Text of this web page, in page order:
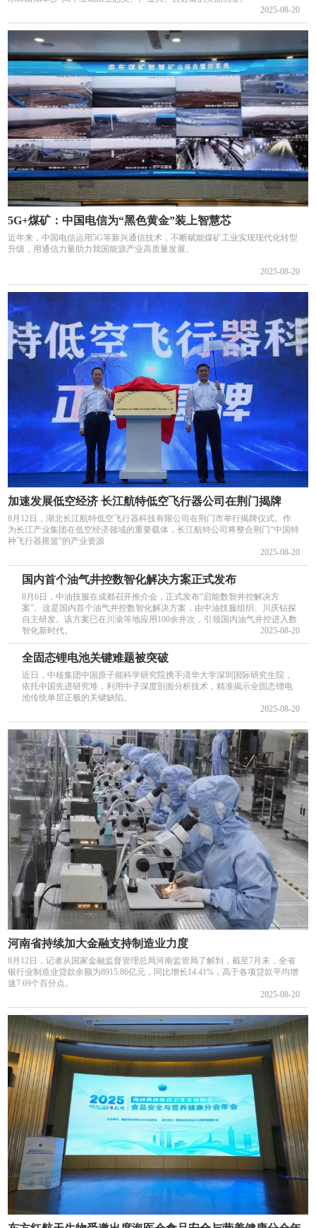
2025-08-20
5G+煤矿：中国电信为“黑色黄金”装上智慧芯
近年来，中国电信运用5G等新兴通信技术，不断赋能煤矿工业实现现代化转型
升级，用通信力量助力我国能源产业高质量发展。
2025-08-20
加速发展低空经济 长江航特低空飞行器公司在荆门揭牌
8月12日，湖北长江航特低空飞行器科技有限公司在荆门市举行揭牌仪式。作
为长江产业集团在低空经济领域的重要载体，长江航特公司将整合荆门“中国特
种飞行器摇篮”的产业资源
2025-08-20
国内首个油气井控数智化解决方案正式发布
8月6日，中油技服在成都召开推介会，正式发布“启能数智井控解决方
案”。这是国内首个油气井控数智化解决方案，由中油技服组织、川庆钻探
自主研发。该方案已在川渝等地应用100余井次，引领国内油气井控进入数
智化新时代。
2025-08-20
全固态锂电池关键难题被突破
近日，中核集团中国原子能科学研究院携手清华大学深圳国际研究生院，
依托中国先进研究堆，利用中子深度剖面分析技术，精准揭示全固态锂电
池传统单层正极的关键缺陷。
2025-08-20
河南省持续加大金融支持制造业力度
8月12日，记者从国家金融监督管理总局河南监管局了解到，截至7月末，全省
银行业制造业贷款余额为8915.86亿元，同比增长14.41%，高于各项贷款平均增
速7.69个百分点。
2025-08-20